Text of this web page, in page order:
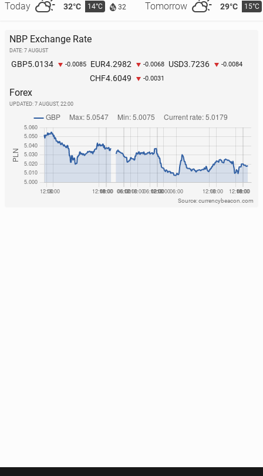
Today 32°C 14°C 32 Tomorrow 29°C 15°C
NBP Exchange Rate
DATE: 7 AUGUST
GBP5.0134 -0.0085 EUR4.2982 -0.0068 USD3.7236 -0.0084
CHF4.6049 -0.0031
Forex
UPDATED: 7 AUGUST, 22:00
Source: currencybeacon.com